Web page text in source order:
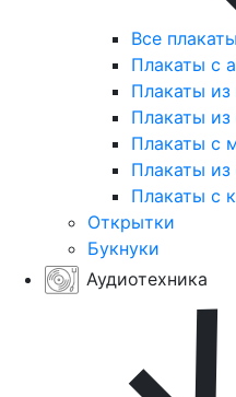
Все плакаты
Плакаты с
Плакаты
Плакаты из
Плакаты с
Плакаты
Плакаты с
Открытки
Букнуки
Аудиотехника